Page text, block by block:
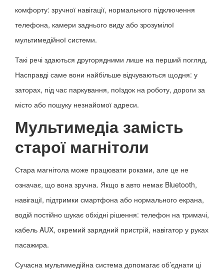
комфорту: зручної навігації, нормального підключення
телефона, камери заднього виду або зрозумілої
мультимедійної системи.
Такі речі здаються другорядними лише на перший погляд.
Насправді саме вони найбільше відчуваються щодня: у
заторах, під час паркування, поїздок на роботу, дороги за
місто або пошуку незнайомої адреси.
Мультимедіа замість
старої магнітоли
Стара магнітола може працювати роками, але це не
означає, що вона зручна. Якщо в авто немає Bluetooth,
навігації, підтримки смартфона або нормального екрана,
водій постійно шукає обхідні рішення: телефон на тримачі,
кабель AUX, окремий зарядний пристрій, навігатор у руках
пасажира.
Сучасна мультимедійна система допомагає об’єднати ці